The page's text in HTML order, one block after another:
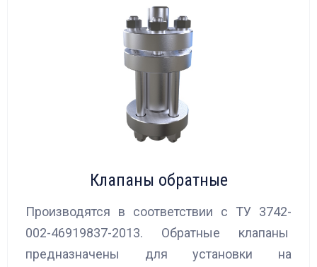
Клапаны обратные
Производятся в соответствии с ТУ 3742-
002-46919837-2013. Обратные клапаны
предназначены для установки на